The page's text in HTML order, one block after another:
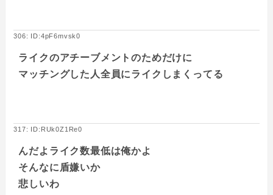
306: ID:4pF6mvsk0
ライクのアチーブメントのためだけに
マッチングした人全員にライクしまくってる
317: ID:RUk0Z1Re0
んだよライク数最低は俺かよ
そんなに盾嫌いか
悲しいわ